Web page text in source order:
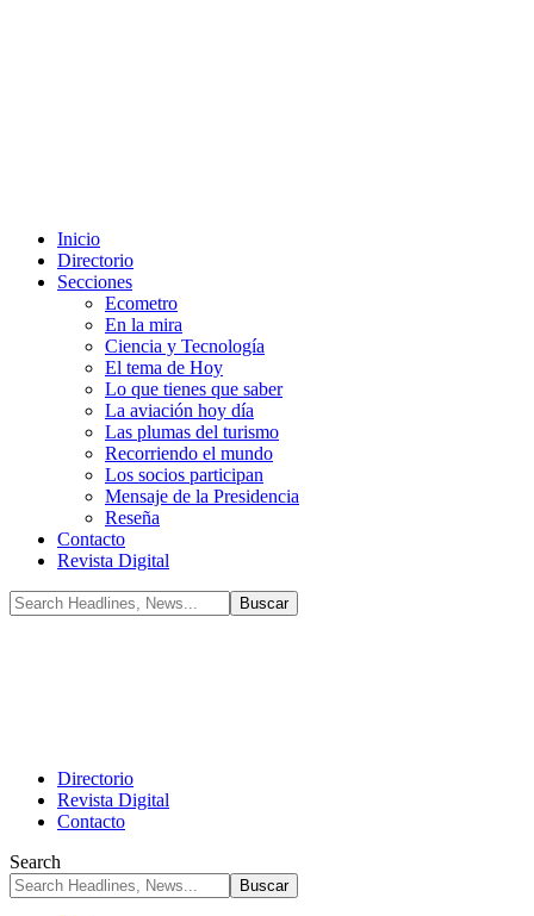
Inicio
Directorio
Secciones
Ecometro
En la mira
Ciencia y Tecnología
El tema de Hoy
Lo que tienes que saber
La aviación hoy día
Las plumas del turismo
Recorriendo el mundo
Los socios participan
Mensaje de la Presidencia
Reseña
Contacto
Revista Digital
Directorio
Revista Digital
Contacto
Search